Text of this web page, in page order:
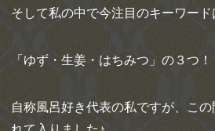
そして私の中で今注目のキーワード
「ゆず・生姜・はちみつ」の３つ！
自称風呂好き代表の私ですが、こ